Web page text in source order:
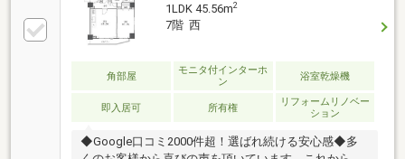
1LDK 45.56m2
7階 西
角部屋
モニタ付インターホ
ン
浴室乾燥機
即入居可 所有権
リフォームリノベー
ション
◆Google口コミ2000件超！選ばれ続ける安心感◆多